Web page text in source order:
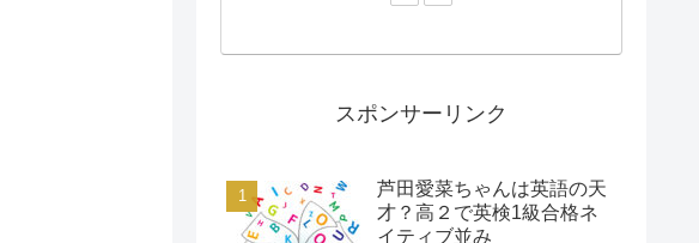
スポンサーリンク
芦田愛菜ちゃんは英語の天
才？高２で英検1級合格ネ
イティブ並み